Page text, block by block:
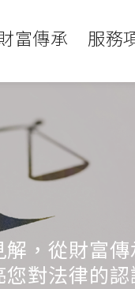
富傳承 服務
，從財富
對法律的認